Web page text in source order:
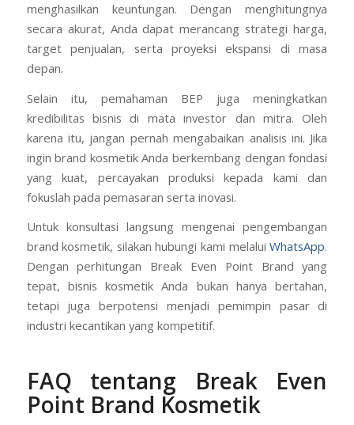
menghasilkan keuntungan. Dengan menghitungnya
secara akurat, Anda dapat merancang strategi harga,
target penjualan, serta proyeksi ekspansi di masa
depan.
Selain itu, pemahaman BEP juga meningkatkan
kredibilitas bisnis di mata investor dan mitra. Oleh
karena itu, jangan pernah mengabaikan analisis ini. Jika
ingin brand kosmetik Anda berkembang dengan fondasi
yang kuat, percayakan produksi kepada kami dan
fokuslah pada pemasaran serta inovasi.
Untuk konsultasi langsung mengenai pengembangan
brand kosmetik, silakan hubungi kami melaluiWhatsApp.
Dengan perhitungan Break Even Point Brand yang
tepat, bisnis kosmetik Anda bukan hanya bertahan,
tetapi juga berpotensi menjadi pemimpin pasar di
industri kecantikan yang kompetitif.
FAQ tentang Break Even
Point Brand Kosmetik